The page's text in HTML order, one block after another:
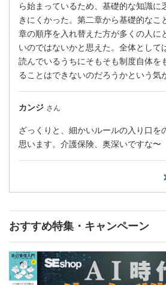
ら始まっているため、基礎的な知識に
きにくかった。第二章から基礎的なこ
章の順序を入れ替えた方が多くの人に
いのではないかと思えた。全体として
読んでいるうちにそもそも制度自体を
ることはできないのだろうかという気
カンジ さん
ざっくりと、細かいルールの入り口を
思います。介護保険、奥深いですな〜
おすすめ特集・キャンペーン